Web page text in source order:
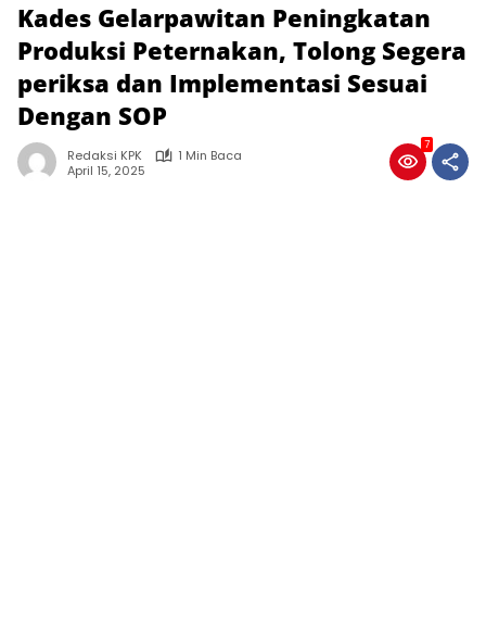
Kades Gelarpawitan Peningkatan
Produksi Peternakan, Tolong Segera
periksa dan Implementasi Sesuai
Dengan SOP
Redaksi KPK
1 Min Baca
April 15, 2025
7